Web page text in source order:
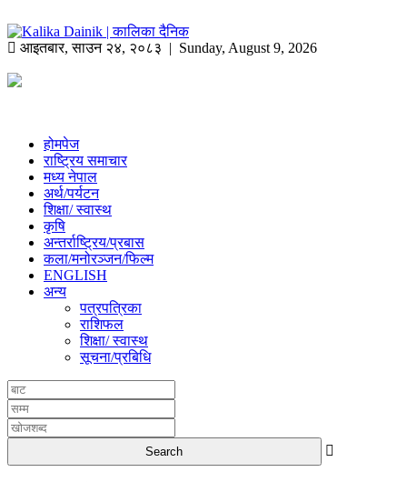
आइतबार,साउन २४, २०८३ | Sunday, August 9, 2026
होमपेज
राष्ट्रिय समाचार
मध्य नेपाल
अर्थ/पर्यटन
शिक्षा/ स्वास्थ
कृषि
अन्तर्राष्ट्रिय/प्रबास
कला/मनोरञ्जन/फिल्म
ENGLISH
अन्य
पत्रपत्रिका
राशिफल
शिक्षा/ स्वास्थ
सूचना/प्रबिधि